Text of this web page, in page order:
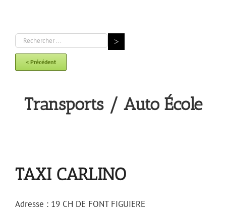
< Précédent
Transports / Auto École
TAXI CARLINO
Adresse : 19 CH DE FONT FIGUIERE